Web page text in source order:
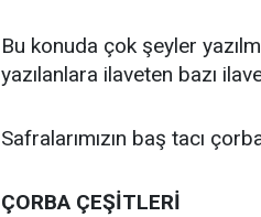
Bu konuda çok şeyler
yazılanlara ilaveten bazı
Safralarımızın baş tacı
ÇORBA ÇEŞİTLERİ